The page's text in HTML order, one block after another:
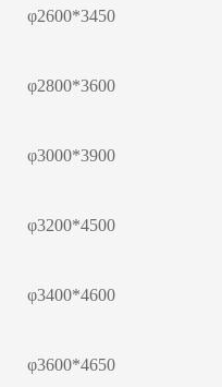
φ2600*3450
φ2800*3600
φ3000*3900
φ3200*4500
φ3400*4600
φ3600*4650